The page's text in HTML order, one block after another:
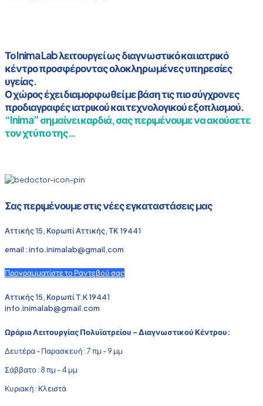
Το Inima Lab λειτουργεί ως διαγνωστικό και ιατρικό
κέντρο προσφέροντας ολοκληρωμένες υπηρεσίες
υγείας.
Ο χώρος έχει διαμορφωθεί με βάση τις πιο σύγχρονες
προδιαγραφές ιατρικού και τεχνολογικού εξοπλισμού.
“Inima” σημαίνει καρδιά, σας περιμένουμε να ακούσετε
τον χτύπο της…
Σας περιμένουμε στις νέες εγκαταστάσεις μας
Αττικής 15, Κορωπί Αττικής, ΤΚ 19441
email : info.inimalab@gmail.com
Προγραμματίστε το Ραντεβού σας
Αττικής 15, Κορωπί T.K 19441
info.inimalab@gmail.com
Ωράριο Λειτουργίας Πολυϊατρείου - Διαγνωστικού Κέντρου:
Δευτέρα - Παρασκευή : 7 πμ - 9 μμ
Σάββατο : 8 πμ - 4 μμ
Κυριακή : Κλειστά